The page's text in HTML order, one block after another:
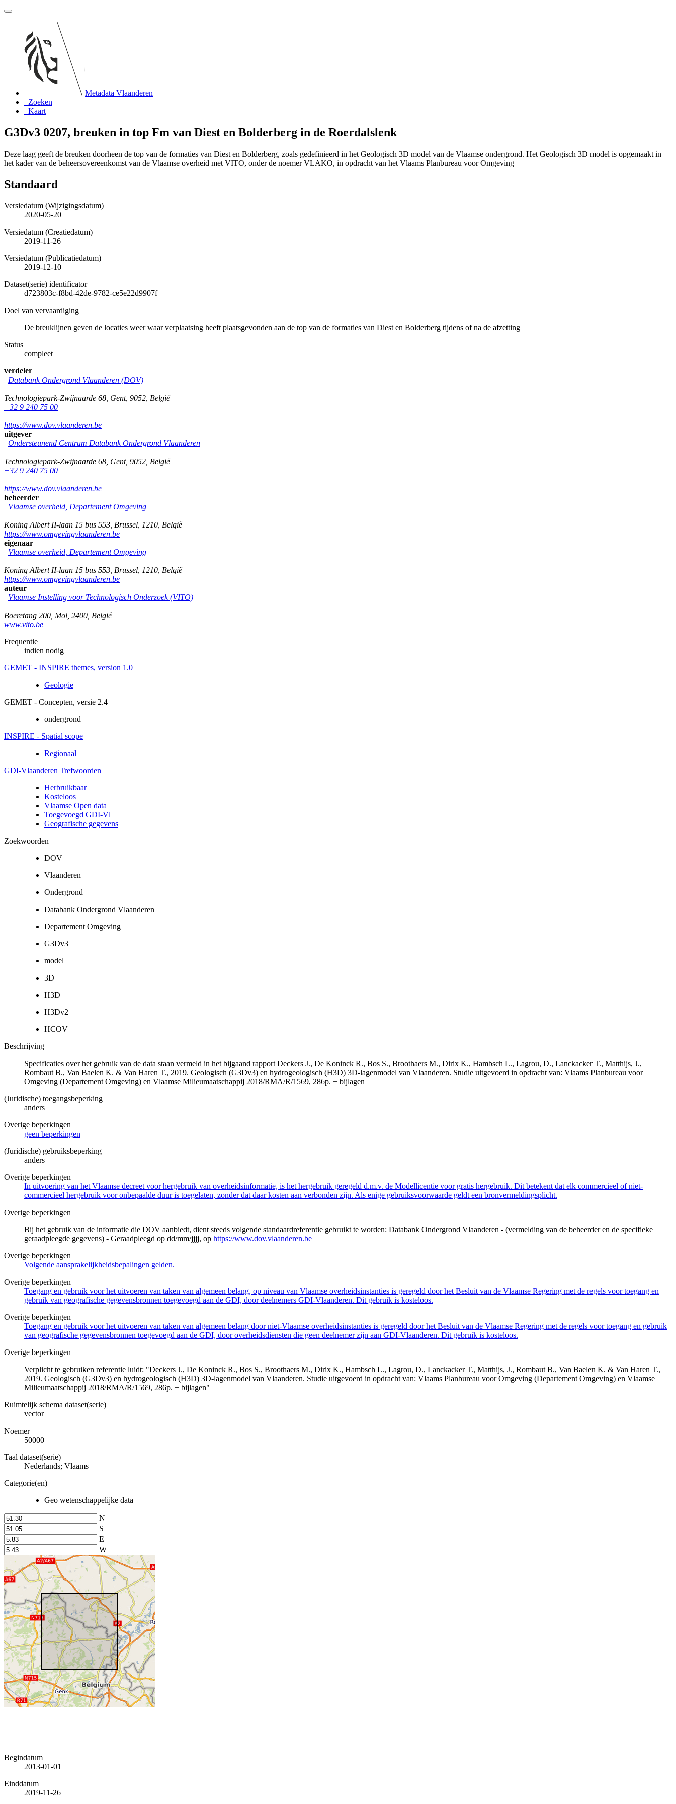
Metadata Vlaanderen
Zoeken
Kaart
G3Dv3 0207, breuken in top Fm van Diest en Bolderberg in de Roerdalslenk
Deze laag geeft de breuken doorheen de top van de formaties van Diest en Bolderberg, zoals gedefinieerd in het Geologisch 3D model van de Vlaamse ondergrond. Het Geologisch 3D model is opgemaakt in
het kader van de beheersovereenkomst van de Vlaamse overheid met VITO, onder de noemer VLAKO, in opdracht van het Vlaams Planbureau voor Omgeving
Standaard
Versiedatum (Wijzigingsdatum)
2020-05-20
Versiedatum (Creatiedatum)
2019-11-26
Versiedatum (Publicatiedatum)
2019-12-10
Dataset(serie) identificator
d723803c-f8bd-42de-9782-ce5e22d9907f
Doel van vervaardiging
De breuklijnen geven de locaties weer waar verplaatsing heeft plaatsgevonden aan de top van de formaties van Diest en Bolderberg tijdens of na de afzetting
Status
compleet
verdeler
Databank Ondergrond Vlaanderen (DOV)
Technologiepark-Zwijnaarde 68 Gent, 9052 België
+32 9 240 75 00
https://www.dov.vlaanderen.be
uitgever
Ondersteunend Centrum Databank Ondergrond Vlaanderen
Technologiepark-Zwijnaarde 68 Gent, 9052 België
+32 9 240 75 00
https://www.dov.vlaanderen.be
beheerder
Vlaamse overheid, Departement Omgeving
Koning Albert II-laan 15 bus 553 Brussel 1210 België
https://www.omgevingvlaanderen.be
eigenaar
Vlaamse overheid, Departement Omgeving
Koning Albert II-laan 15 bus 553 Brussel 1210 België
https://www.omgevingvlaanderen.be
auteur
Vlaamse Instelling voor Technologisch Onderzoek (VITO)
Boeretang 200 Mol 2400 België
www.vito.be
Frequentie
indien nodig
GEMET - INSPIRE themes, version 1.0
Geologie
GEMET - Concepten, versie 2.4
ondergrond
INSPIRE - Spatial scope
Regionaal
GDI-Vlaanderen Trefwoorden
Herbruikbaar
Kosteloos
Vlaamse Open data
Toegevoegd GDI-Vl
Geografische gegevens
Zoekwoorden
DOV
Vlaanderen
Ondergrond
Databank Ondergrond Vlaanderen
Departement Omgeving
G3Dv3
model
3D
H3D
H3Dv2
HCOV
Beschrijving
Specificaties over het gebruik van de data staan vermeld in het bijgaand rapport Deckers J., De Koninck R., Bos S., Broothaers M., Dirix K., Hambsch L., Lagrou, D., Lanckacker T., Matthijs, J.,
Rombaut B., Van Baelen K. & Van Haren T., 2019. Geologisch (G3Dv3) en hydrogeologisch (H3D) 3D-lagenmodel van Vlaanderen. Studie uitgevoerd in opdracht van: Vlaams Planbureau voor
Omgeving (Departement Omgeving) en Vlaamse Milieumaatschappij 2018/RMA/R/1569, 286p. + bijlagen
(Juridische) toegangsbeperking
anders
Overige beperkingen
geen beperkingen
(Juridische) gebruiksbeperking
anders
Overige beperkingen
In uitvoering van het Vlaamse decreet voor hergebruik van overheidsinformatie, is het hergebruik geregeld d.m.v. de Modellicentie voor gratis hergebruik. Dit betekent dat elk commercieel of niet-
commercieel hergebruik voor onbepaalde duur is toegelaten, zonder dat daar kosten aan verbonden zijn. Als enige gebruiksvoorwaarde geldt een bronvermeldingsplicht.
Overige beperkingen
Bij het gebruik van de informatie die DOV aanbiedt, dient steeds volgende standaardreferentie gebruikt te worden: Databank Ondergrond Vlaanderen - (vermelding van de beheerder en de specifieke
geraadpleegde gegevens) - Geraadpleegd op dd/mm/jjjj, op https://www.dov.vlaanderen.be
Overige beperkingen
Volgende aansprakelijkheidsbepalingen gelden.
Overige beperkingen
Toegang en gebruik voor het uitvoeren van taken van algemeen belang, op niveau van Vlaamse overheidsinstanties is geregeld door het Besluit van de Vlaamse Regering met de regels voor toegang en
gebruik van geografische gegevensbronnen toegevoegd aan de GDI, door deelnemers GDI-Vlaanderen. Dit gebruik is kosteloos.
Overige beperkingen
Toegang en gebruik voor het uitvoeren van taken van algemeen belang door niet-Vlaamse overheidsinstanties is geregeld door het Besluit van de Vlaamse Regering met de regels voor toegang en gebruik
van geografische gegevensbronnen toegevoegd aan de GDI, door overheidsdiensten die geen deelnemer zijn aan GDI-Vlaanderen. Dit gebruik is kosteloos.
Overige beperkingen
Verplicht te gebruiken referentie luidt: "Deckers J., De Koninck R., Bos S., Broothaers M., Dirix K., Hambsch L., Lagrou, D., Lanckacker T., Matthijs, J., Rombaut B., Van Baelen K. & Van Haren T.,
2019. Geologisch (G3Dv3) en hydrogeologisch (H3D) 3D-lagenmodel van Vlaanderen. Studie uitgevoerd in opdracht van: Vlaams Planbureau voor Omgeving (Departement Omgeving) en Vlaamse
Milieumaatschappij 2018/RMA/R/1569, 286p. + bijlagen"
Ruimtelijk schema dataset(serie)
vector
Noemer
50000
Taal dataset(serie)
Nederlands; Vlaams
Categorie(en)
Geo wetenschappelijke data
N
S
E
W
Begindatum
2013-01-01
Einddatum
2019-11-26